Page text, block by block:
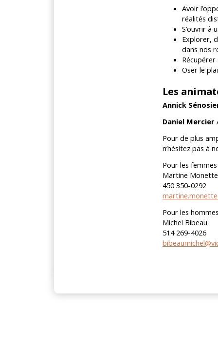
Avoir
réalités
S’ouvrir à
Explorer,
dans nos
Oser le
Les
Annick
Daniel Mercier
Pour de plus
n’hésitez pas à
Pour les
Martine Monette
450 350-0292
Pour les
Michel Bibeau
514 269-4026